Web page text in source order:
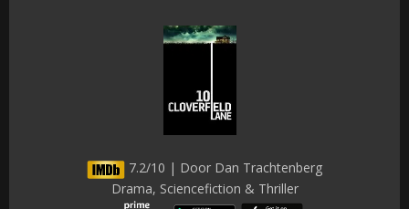
7.2/10 | Door Dan Trachtenberg
Drama, Sciencefiction & Thriller